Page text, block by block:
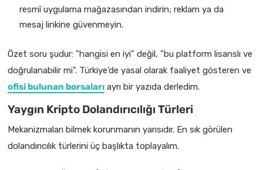
resmî uygulama mağazasından indirin; reklam ya da
mesaj linkine güvenmeyin.
Özet soru şudur: "hangisi en iyi" değil, "bu platform lisanslı ve
doğrulanabilir mi". Türkiye'de yasal olarak faaliyet gösteren ve
ofisi bulunan borsaları ayrı bir yazıda derledim.
Yaygın Kripto Dolandırıcılığı Türleri
Mekanizmaları bilmek korunmanın yarısıdır. En sık görülen
dolandırıcılık türlerini üç başlıkta toplayalım.